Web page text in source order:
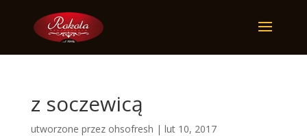
z soczewicą
utworzone przez ohsofresh | lut 10, 2017